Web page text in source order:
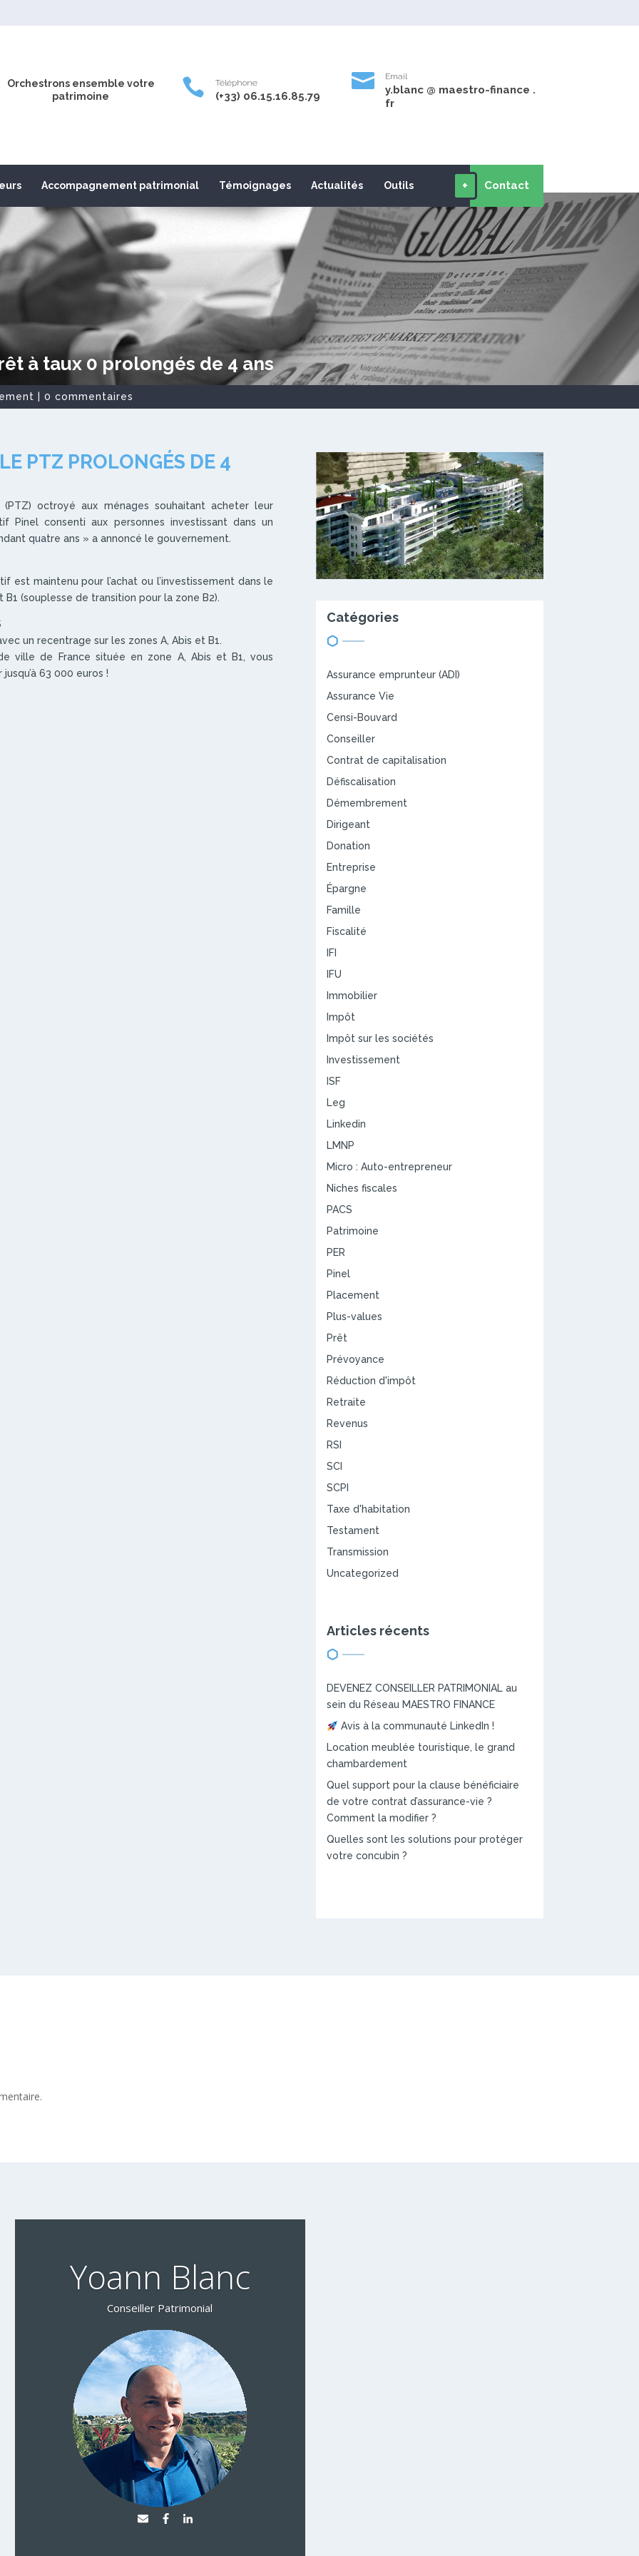
Orchestrons ensemble votre
patrimoine
 Téléphone
(+33) 06.15.16.85.79
 Email
y.blanc @ maestro-finance .
fr
Accompagnement patrimonial Témoignages Actualités Outils + Contact
à taux 0 prolongés de 4 ans
0 commentaires
PTZ PROLONGÉS DE 4
octroyé aux ménages souhaitant acheter leur
Pinel consenti aux personnes investissant dans un
quatre ans » a annoncé le gouvernement.
est maintenu pour l’achat ou l’investissement dans le
(souplesse de transition pour la zone B2).
un recentrage sur les zones A, Abis et B1.
ville de France située en zone A, Abis et B1, vous
63 000 euros !
Catégories
Assurance emprunteur (ADI)
Assurance Vie
Censi-Bouvard
Conseiller
Contrat de capitalisation
Défiscalisation
Démembrement
Dirigeant
Donation
Entreprise
Épargne
Famille
Fiscalité
IFI
IFU
Immobilier
Impôt
Impôt sur les sociétés
Investissement
ISF
Leg
Linkedin
LMNP
Micro : Auto-entrepreneur
Niches fiscales
PACS
Patrimoine
PER
Pinel
Placement
Plus-values
Prêt
Prévoyance
Réduction d'impôt
Retraite
Revenus
RSI
SCI
SCPI
Taxe d'habitation
Testament
Transmission
Uncategorized
Articles récents
DEVENEZ CONSEILLER PATRIMONIAL au
sein du Réseau MAESTRO FINANCE
Avis à la communauté LinkedIn !
Location meublée touristique, le grand
chambardement
Quel support pour la clause bénéficiaire
de votre contrat d’assurance-vie ?
Comment la modifier ?
Quelles sont les solutions pour protéger
votre concubin ?
Yoann Blanc
Conseiller Patrimonial